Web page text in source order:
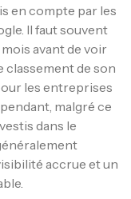
en compte par les
Il faut souvent
avant de voir
classement de son
les entreprises
malgré ce
dans le
accrue et un